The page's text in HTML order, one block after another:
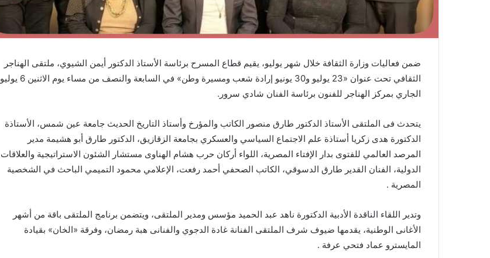
ضمن فعاليات وزارة الثقافة خلال شهر يوليو، يقيم قطاع المسرح برئاسة الأستاذ الدكتور أيمن الشيوي، ملتقى الهناجر
الثقافي تحت عنوان «23 يوليو و30 يونيو إرادة شعب ومسيرة وطن» في السابعة والنصف من مساء يوم الاثنين 6 يوليو
الجاري بمركز الهناجر للفنون برئاسة الفنان شادي سرور.
يتحدث فى الملتقى الأستاذ الدكتور طارق منصور الكاتب والمؤرخ وأستاذ التاريخ الحديث جامعة عين شمس، الأستاذة
الدكتورة هدى زكريا أستاذة علم الاجتماع السياسي والعسكري بجامعة الزقازيق، الدكتور طارق أبو هشيمة مدير
المرصد العالمي للفتوى بدار الإفتاء المصرية، اللواء أركان حرب هشام الهناوى مستشار الشئون الاستراتيجية والعلاقات
الدولية، الفنان القدير طارق الدسوقي، الكاتب الصحفي أحمد رفعت، الإعلامي محمود التميمي الباحث في الشخصية
المصرية .
وتدير اللقاء الناقدة الأدبية الدكتورة ناهد عبد الحميد مؤسس ومدير الملتقى، ويتضمن برنامج الملتقى باقة من أشهر
الأغانى الوطنية، يقدمها ضيوف شرف الملتقى الفنانة غادة الدجوي والفنانى هبة رمضان، وفرقة «الخان» بقيادة
المايسترو عماد فتحي عرفة .